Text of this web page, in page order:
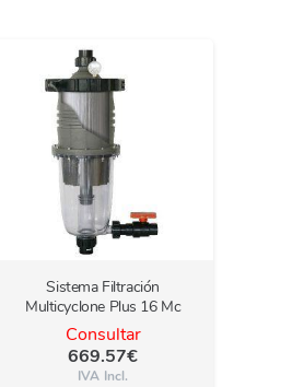
Sistema Filtración
Multicyclone Plus 16 Mc
Consultar
669.57€
IVA Incl.